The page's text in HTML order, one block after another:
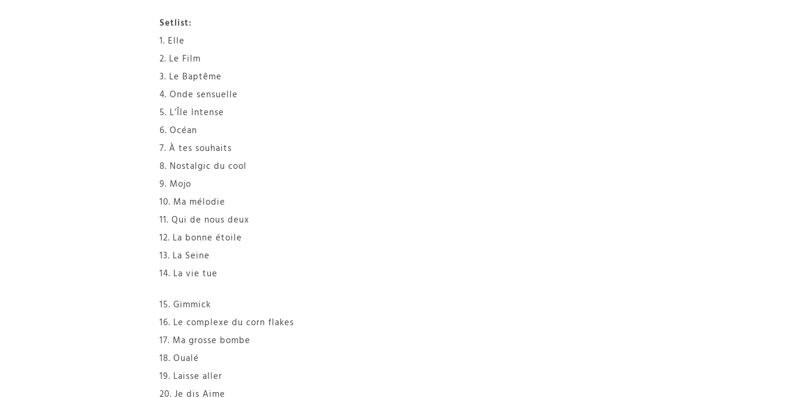
Setlist:
1. Elle
2. Le Film
3. Le Baptême
4. Onde sensuelle
5. L’Île Intense
6. Océan
7. À tes souhaits
8. Nostalgic du cool
9. Mojo
10. Ma mélodie
11. Qui de nous deux
12. La bonne étoile
13. La Seine
14. La vie tue
15. Gimmick
16. Le complexe du corn flakes
17. Ma grosse bombe
18. Oualé
19. Laisse aller
20. Je dis Aime